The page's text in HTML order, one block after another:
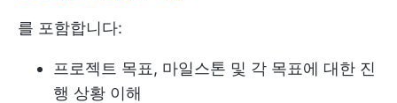
를 포함합니다:
프로젝트 목표, 마일스톤 및 각 목표에 대한 진
행 상황 이해